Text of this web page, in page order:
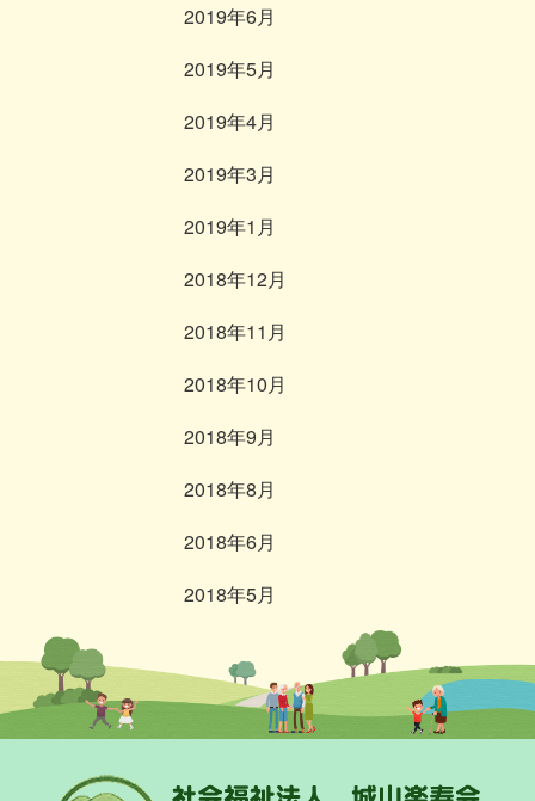
2019年6月
2019年5月
2019年4月
2019年3月
2019年1月
2018年12月
2018年11月
2018年10月
2018年9月
2018年8月
2018年6月
2018年5月